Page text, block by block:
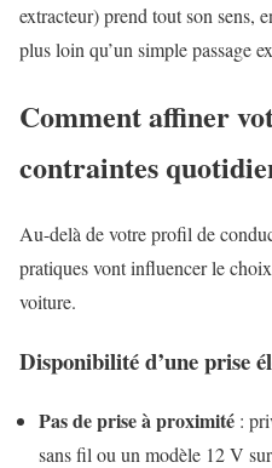
extracteur) prend tout son sens,
plus loin qu’un simple passage
Comment affiner
contraintes
Au-delà de votre profil de
pratiques vont influencer le
voiture.
Disponibilité d’une prise
Pas de prise à proximité :
sans fil ou un modèle 12 V